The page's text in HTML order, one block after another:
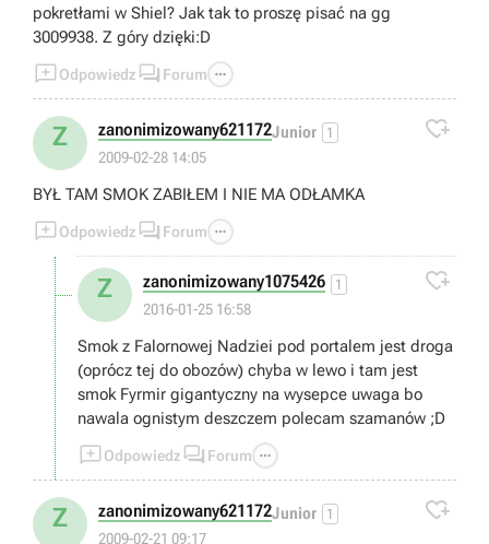
pokretłami w Shiel? Jak tak to proszę pisać na gg
3009938. Z góry dzięki:D
Odpowiedz  Forum 
Z zanonimizowany621172Junior 1
2009-02-28 14:05

BYŁ TAM SMOK ZABIŁEM I NIE MA ODŁAMKA
Odpowiedz  Forum 
Z zanonimizowany1075426 1
2016-01-25 16:58

Smok z Falornowej Nadziei pod portalem jest droga
(oprócz tej do obozów) chyba w lewo i tam jest
smok Fyrmir gigantyczny na wysepce uwaga bo
nawala ognistym deszczem polecam szamanów ;D
Odpowiedz  Forum 
Z zanonimizowany621172Junior 1
2009-02-21 09:17
